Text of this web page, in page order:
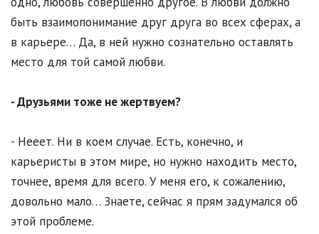
быть взаимопонимание друг друга во всех сферах, а
в карьере… Да, в ней нужно сознательно оставлять
место для той самой любви.
- Друзьями тоже не жертвуем?
- Нееет. Ни в коем случае. Есть, конечно, и
карьеристы в этом мире, но нужно находить место,
точнее, время для всего. У меня его, к сожалению,
довольно мало… Знаете, сейчас я прям задумался об
этой проблеме.